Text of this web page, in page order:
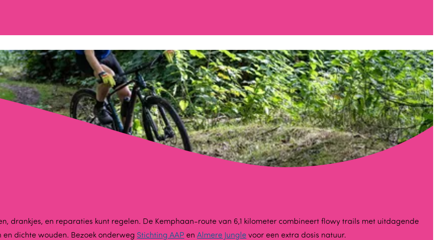
drankjes, en reparaties kunt regelen. De Kemphaan-route van 6,1 kilometer combineert flowy trails met uitdagende
dichte wouden. Bezoek onderweg Stichting AAP en Almere Jungle voor een extra dosis natuur.